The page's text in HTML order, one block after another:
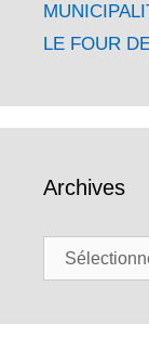
LE FOUR
Archives
Archives